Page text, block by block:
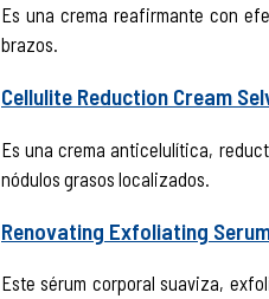
Es una crema reafirmante con
brazos.
Cellulite Reduction Cream
Es una crema anticelulítica,
nódulos grasos localizados.
Renovating Exfoliating
Este sérum corporal suaviza,